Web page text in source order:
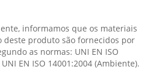
informamos que os materiais
deste produto são fornecidos por
as normas: UNI EN ISO
EN ISO 14001:2004 (Ambiente).